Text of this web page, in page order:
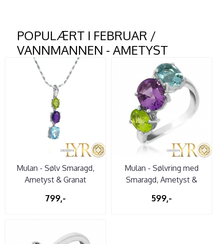
POPULÆRT I FEBRUAR /
VANNMANNEN - AMETYST
Mulan - Sølv Smaragd,
Ametyst & Granat
799,-
Mulan - Sølvring med
Smaragd, Ametyst &
599,-